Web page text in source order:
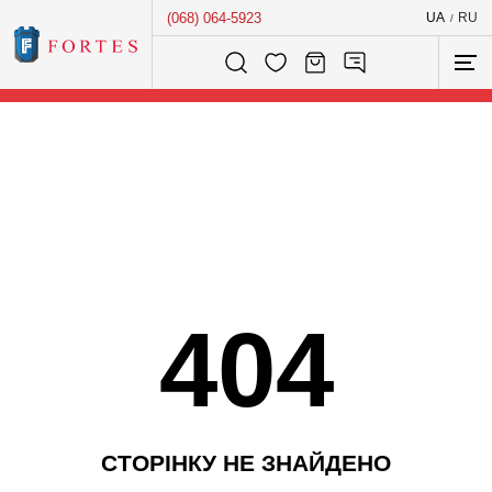
(068) 064-5923 UA / RU
Розумний пошук...
404
СТОРІНКУ НЕ ЗНАЙДЕНО